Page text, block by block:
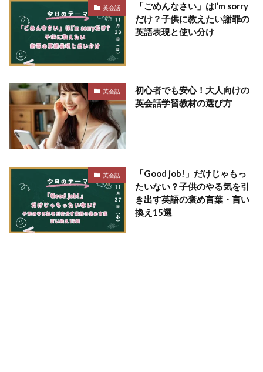
英会話
「ごめんなさい」はI’m sorry
だけ？子供に教えたい謝罪の
英語表現と使い分け
英会話
初心者でも安心！大人向けの
英会話学習教材の選び方
英会話
「Good job!」だけじゃもっ
たいない？子供のやる気を引
き出す英語の褒め言葉・言い
換え15選